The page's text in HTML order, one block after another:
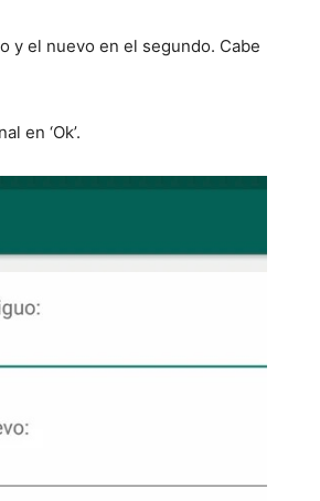
y el nuevo en el segundo. Cabe
en ‘Ok’.